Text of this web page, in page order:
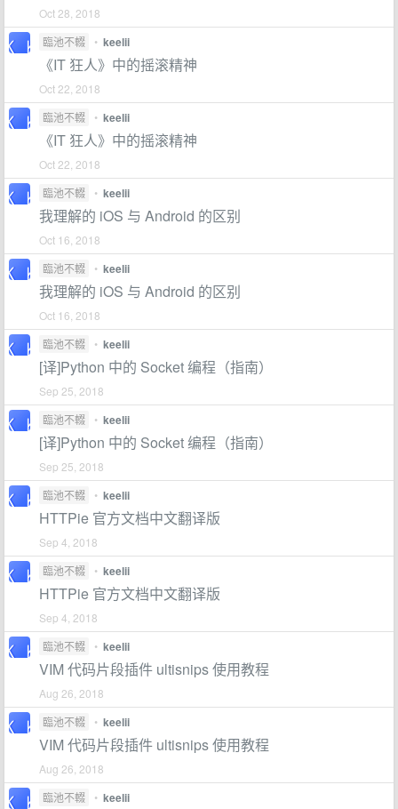
Oct 28, 2018
臨池不輟
• keelii
《IT 狂人》中的摇滚精神
Oct 22, 2018
臨池不輟
• keelii
《IT 狂人》中的摇滚精神
Oct 22, 2018
臨池不輟
• keelii
我理解的 iOS 与 Android 的区别
Oct 16, 2018
臨池不輟
• keelii
我理解的 iOS 与 Android 的区别
Oct 16, 2018
臨池不輟
• keelii
[译]Python 中的 Socket 编程（指南）
Sep 25, 2018
臨池不輟
• keelii
[译]Python 中的 Socket 编程（指南）
Sep 25, 2018
臨池不輟
• keelii
HTTPie 官方文档中文翻译版
Sep 4, 2018
臨池不輟
• keelii
HTTPie 官方文档中文翻译版
Sep 4, 2018
臨池不輟
• keelii
VIM 代码片段插件 ultisnips 使用教程
Aug 26, 2018
臨池不輟
• keelii
VIM 代码片段插件 ultisnips 使用教程
Aug 26, 2018
臨池不輟
• keelii